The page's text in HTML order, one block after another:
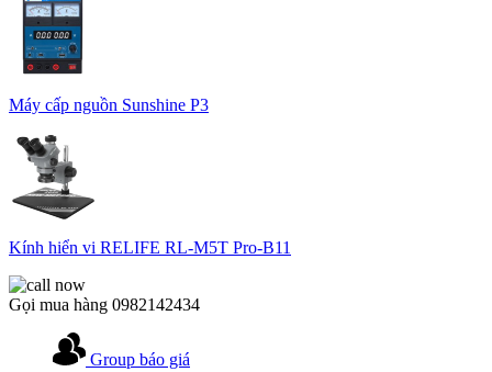
Máy cấp nguồn Sunshine P3
Kính hiển vi RELIFE RL-M5T Pro-B11
Gọi mua hàng 0982142434
Group báo giá